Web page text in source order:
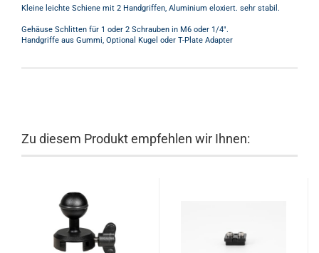
Kleine leichte Schiene mit 2 Handgriffen, Aluminium eloxiert. sehr stabil.
Gehäuse Schlitten für 1 oder 2 Schrauben in M6 oder 1/4".
Handgriffe aus Gummi, Optional Kugel oder T-Plate Adapter
Zu diesem Produkt empfehlen wir Ihnen: